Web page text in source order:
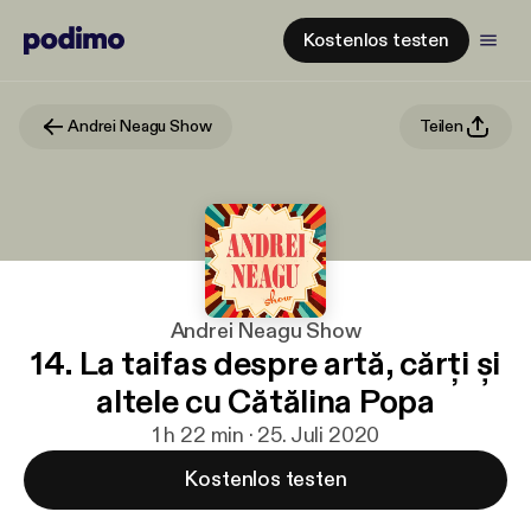
Kostenlos testen
Andrei Neagu Show Teilen
Andrei Neagu Show
14. La taifas despre artă, cărți și
altele cu Cătălina Popa
1 h 22 min · 25. Juli 2020
Kostenlos testen